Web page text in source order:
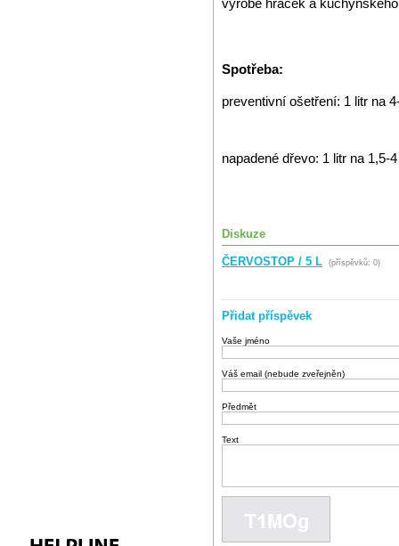
výrobě hraček a
Spotřeba:
preventivní ošetření: 1 litr na
napadené dřevo: 1 litr na 1,5-
Diskuze
ČERVOSTOP / 5 L (příspěvků: 0)
Přidat příspěvek
Vaše jméno
Váš email (nebude zveřejněn)
Předmět
Text